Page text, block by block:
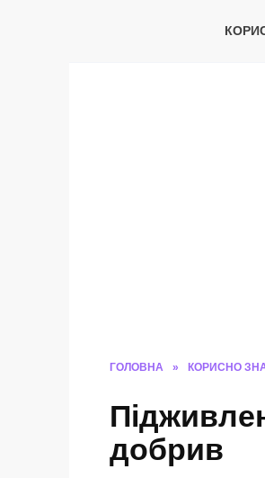
ГОЛОВНА » КОРИСНО
добрив